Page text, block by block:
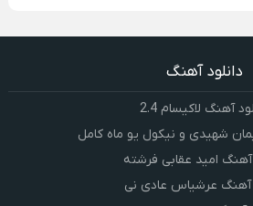
دانلود آهنگ
آهنگ لاکیسام 2.4
شهیدی و نیکول یو ماه کامل
آهنگ امید عقابی فرشته
آهنگ عرشیاس عادی نی